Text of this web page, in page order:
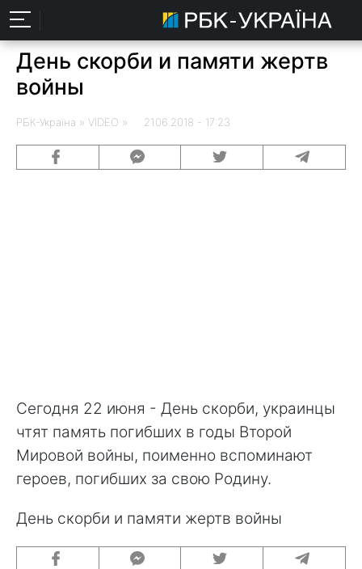
День скорби и памяти жертв
войны
РБК-Україна » VIDEO » 21.06.2018 - 17:23
Сегодня 22 июня - День скорби, украинцы
чтят память погибших в годы Второй
Мировой войны, поименно вспоминают
героев, погибших за свою Родину.
День скорби и памяти жертв войны